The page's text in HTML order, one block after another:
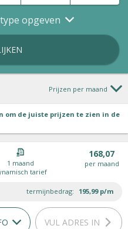
opgeven
Prijzen per maand
om de juiste prijzen te zien in de
1 maand
tarief
168,07
per maand
termijnbedrag: 195,99 p/m
VUL ADRES IN